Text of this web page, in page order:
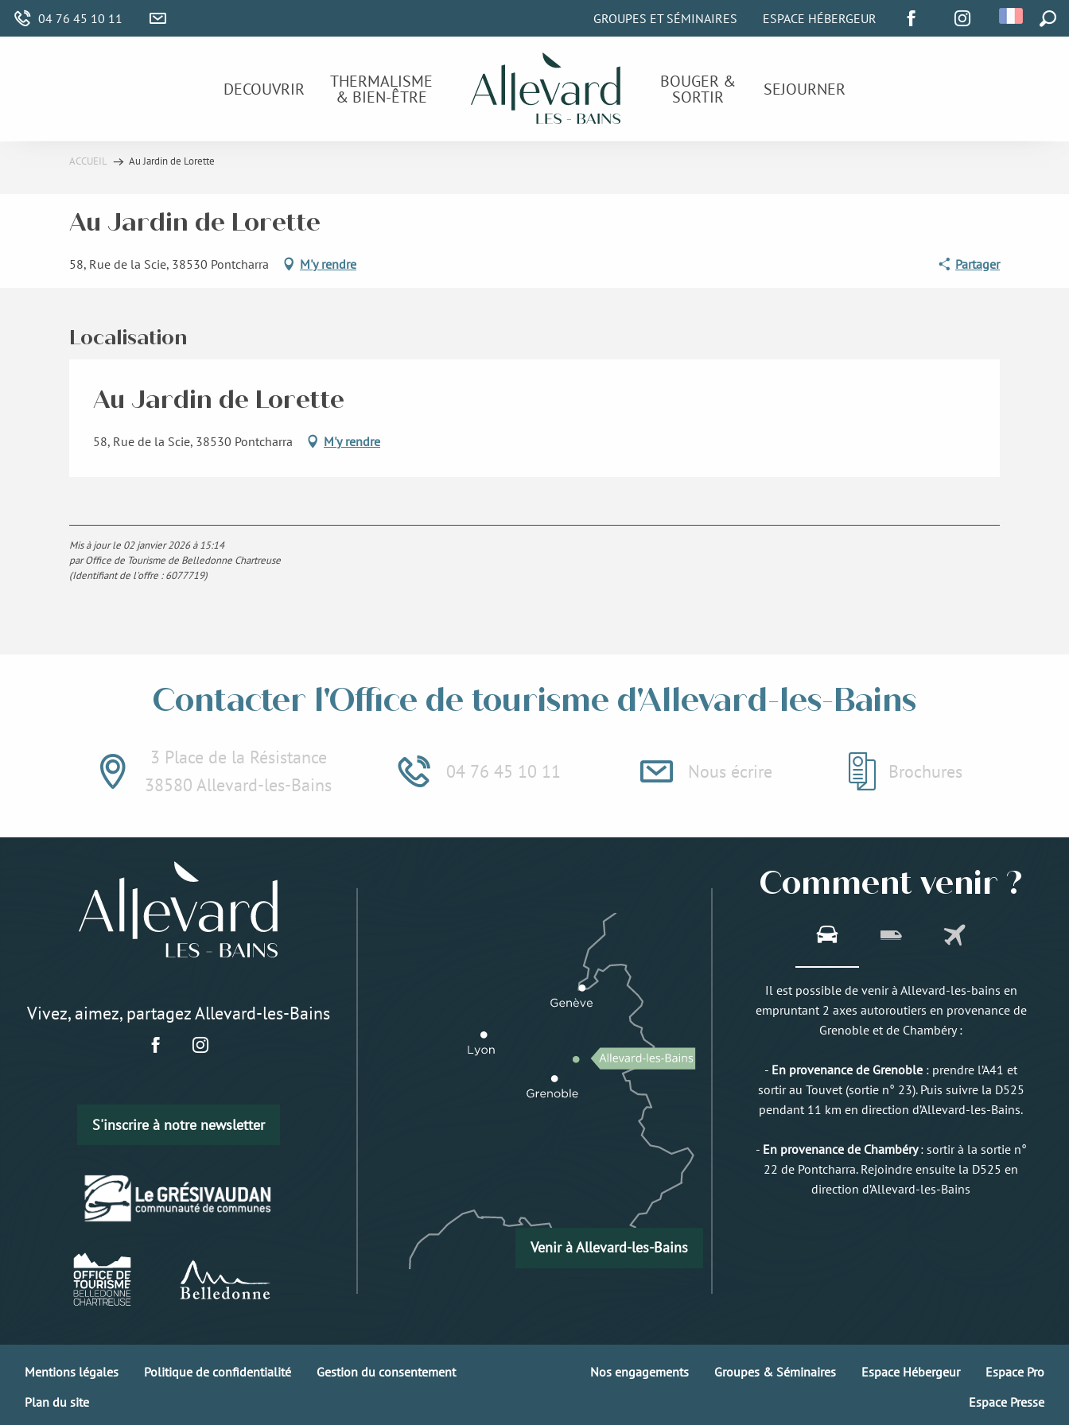
Aller
04 76 45 10 11 GROUPES ET SÉMINAIRES ESPACE HÉBERGEUR
DECOUVRIR THERMALISME
& BIEN-ÊTRE
BOUGER &
SORTIR SEJOURNER
ACCUEIL Au Jardin de Lorette
Au Jardin de Lorette
58, Rue de la Scie, 38530 Pontcharra M'y rendre Partager
Localisation
Au Jardin de Lorette
58, Rue de la Scie, 38530 Pontcharra M'y rendre
Mis à jour le 02 janvier 2026 à 15:14
par Office de Tourisme de Belledonne Chartreuse
(Identifiant de l'offre :6077719)
Contacter l'Office de tourisme d'Allevard-les-Bains
3 Place de la Résistance
38580 Allevard-les-Bains
04 76 45 10 11 Nous écrire Brochures
Vivez, aimez, partagez Allevard-les-Bains
S'inscrire à notre newsletter
Venir à Allevard-les-Bains
Comment venir ?
Il est possible de venir à Allevard-les-bains en
empruntant 2 axes autoroutiers en provenance de
Grenoble et de Chambéry :
- En provenance de Grenoble : prendre l’A41 et
sortir au Touvet (sortie n° 23). Puis suivre la D525
pendant 11 km en direction d’Allevard-les-Bains.
- En provenance de Chambéry: sortir à la sortie n°
22 de Pontcharra. Rejoindre ensuite la D525 en
direction d’Allevard-les-Bains
Mentions légales Politique de confidentialité
Gestion du consentement
Plan du site
Nos engagements Groupes & Séminaires Espace Hébergeur
Espace Pro
Espace Presse